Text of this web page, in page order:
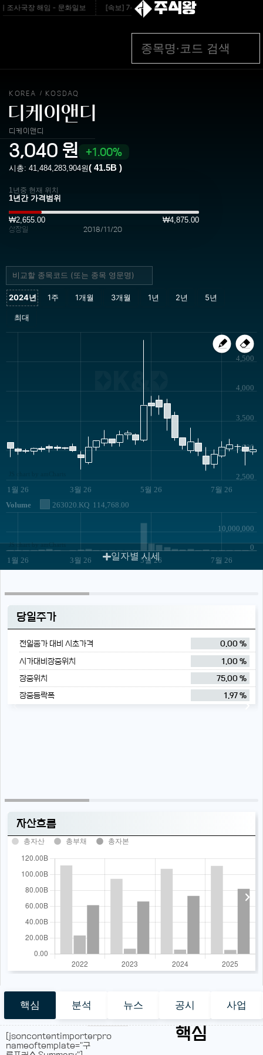
사국장 해임 - 문화일보 [속보] 7~9일 프로야구 3연전도 폭염 취소…11일 재
주식왕
KOREA / KOSDAQ
디케이앤디
디케이앤디
3,040 원 1.00%
시총: 41,484,283,904원( 41.5B )
1년중 현재 위치
₩2,655.00 ₩4,875.00
상장일 2018/11/20
1월 26 3월 26 5월 26 7월 26
2,500
3,000
3,500
4,000
4,500
Volume 263020.KQ 114,768.00
1월 26 3월 26 5월 26 7월 26
0
10,000,000
JS chart by amCharts
일자별 시세
당일주가
전일종가 대비 시초가격
0.00 %
시가대비장중위치
1.00 %
장중위치
75.00 %
장중등락폭
1.97 %
자산흐름
총자산 총부채 총자본
핵심 분석 뉴스 공시 사업
핵심
[jsoncontentimporterpro
nameoftemplate="구